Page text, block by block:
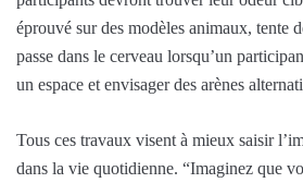
éprouvé sur des modèles animaux, tente
passe dans le cerveau lorsqu’un
un espace et envisager des arènes
Tous ces travaux visent à mieux saisir
dans la vie quotidienne. “Imaginez que